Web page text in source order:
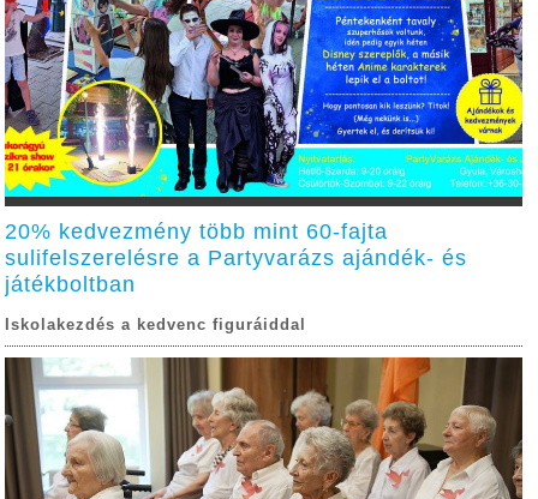
20% kedvezmény több mint 60-fajta
sulifelszerelésre a Partyvarázs ajándék- és
játékboltban
Iskolakezdés a kedvenc figuráiddal